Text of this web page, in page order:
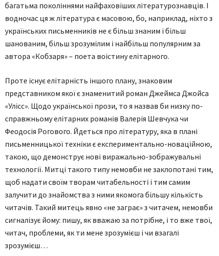
багатьма поколіннями найфаховіших літературознавців. І
водночас ця ж література є масовою, бо, наприклад, ніхто з
українських письменників не є більш знаним і більш
шанованим, більш зрозумілим і найбільш популярним за
автора «Кобзаря» – поета воістину елітарного.
Проте існує елітарність іншого плану, знаковим
представником якої є знаменитий роман Джеймса Джойса
«Улісс». Щодо української прози, то я назвав би низку по-
справжньому елітарних романів Валерія Шевчука чи
Феодосія Рогового. Йдеться про літературу, яка в плані
письменницької техніки є експериментально-новаційною,
такою, що демонструє нові виражально-зображувальні
технології. Митці такого типу немовби не заклопотані тим,
щоб надати своїм творам читабельності і тим самим
залучити до знайомства з ними якомога більшу кількість
читачів. Такий митець явно «не заграє» з читачем, немовби
сигналізує йому: пишу, як вважаю за потрібне, і то вже твої,
читач, проблеми, як ти мене зрозумієш і чи взагалі
зрозумієш…